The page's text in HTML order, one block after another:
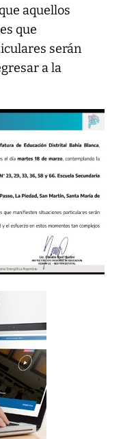
aquellos
que
serán
a la